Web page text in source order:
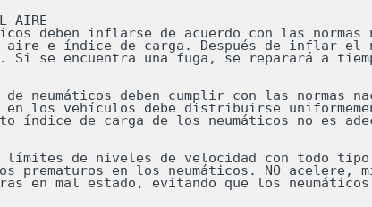
AIRE
deben inflarse de acuerdo con las
aire e índice de carga. Después de inflar el
Si se encuentra una fuga, se reparará a
de neumáticos deben cumplir con las normas
en los vehículos debe distribuirse
índice de carga de los neumáticos no es
límites de niveles de velocidad con todo tipo
prematuros en los neumáticos. NO
en mal estado, evitando que los